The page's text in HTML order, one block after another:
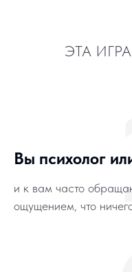
ЭТА
Вы психолог
и к вам часто
ощущением, что